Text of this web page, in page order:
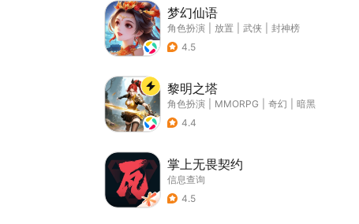
梦幻仙语
角色扮演 放置 武侠
封神榜
4.5
黎明之塔
角色扮演 MMORPG 奇幻
暗黑
4.4
掌上无畏契约
信息查询
4.5